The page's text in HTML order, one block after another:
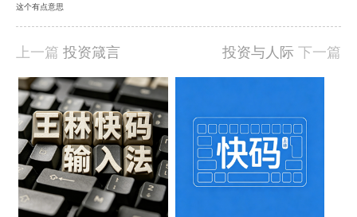
布,
读
8537
次
这个有点意思
上一篇 投资箴言 投资与人际下一篇
相
关
文
章
中
国